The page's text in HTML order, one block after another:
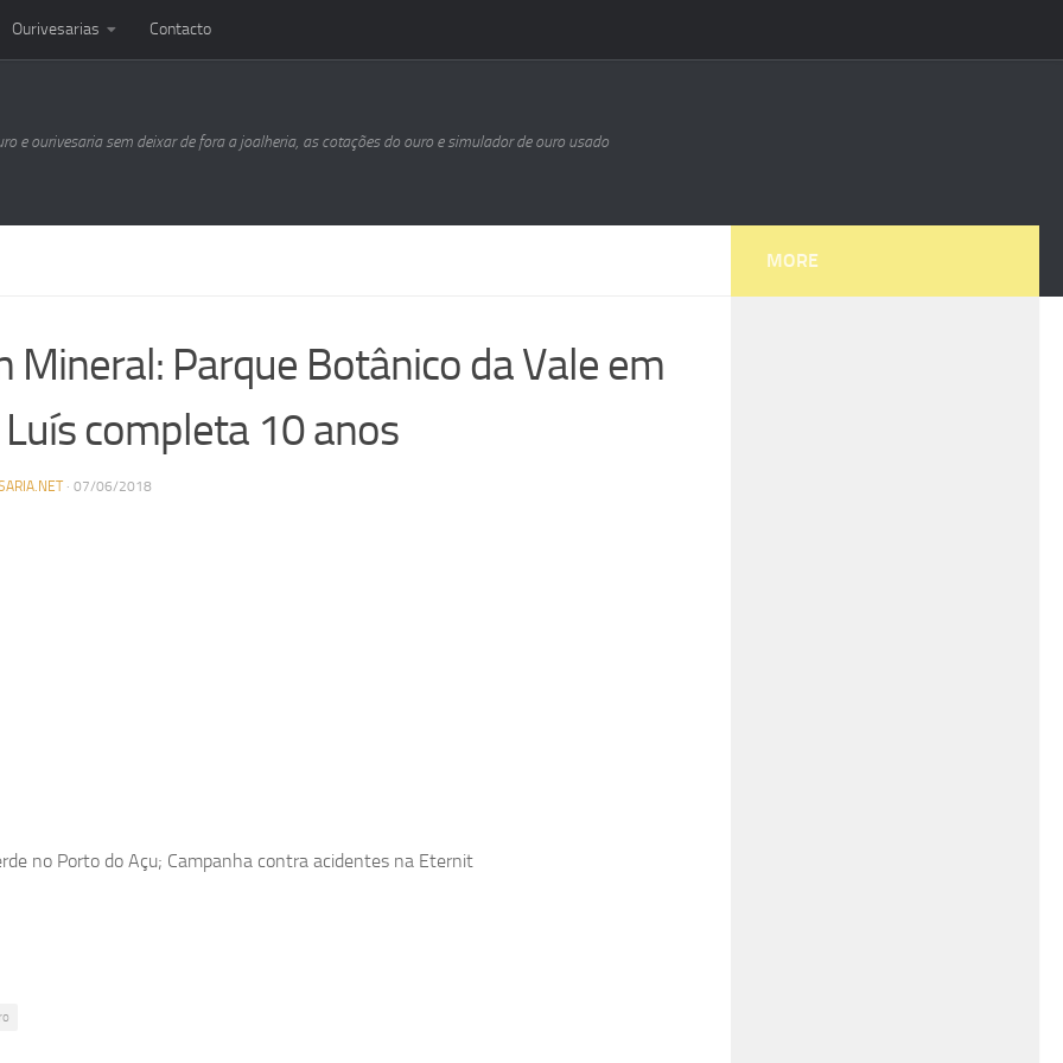
Ourivesarias Contacto
e ourivesaria sem deixar de fora a joalheria, as cotações do ouro e simulador de ouro usado
Mineral: Parque Botânico da Vale em
Luís completa 10 anos
· 07/06/2018
no Porto do Açu; Campanha contra acidentes na Eternit
MORE